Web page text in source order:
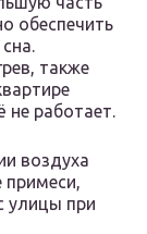
обеспечить
также
не работает.
воздуха
примеси,
улицы при